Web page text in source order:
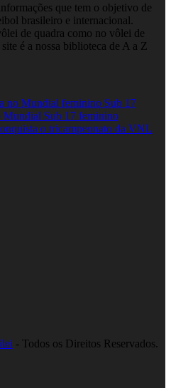
que tem o objetivo de
brasileiro e internacional.
de quadra como no vôlei de
é a nossa biblioteca de A a Z
no Mundial feminino Sub 17
Mundial Sub 17 feminino
o tricampeonato da VNL
- Todos os Direitos Reservados.